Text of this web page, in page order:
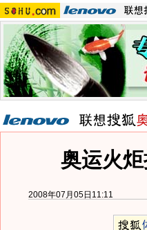
奥运火
2008年07月05日11:11